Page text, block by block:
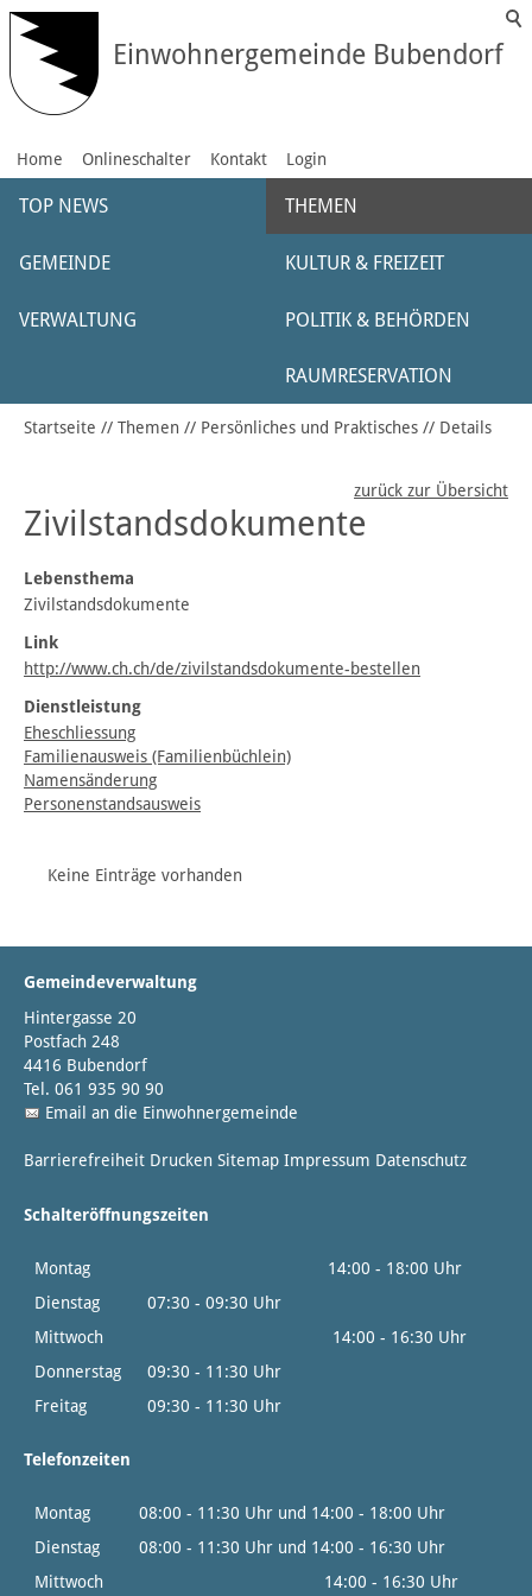
Einwohnergemeinde Bubendorf
Home Onlineschalter Kontakt Login
TOP NEWS THEMEN
GEMEINDE KULTUR & FREIZEIT
VERWALTUNG POLITIK & BEHÖRDEN
RAUMRESERVATION
Startseite Themen Persönliches und Praktisches Details
zurück zur Übersicht
Zivilstandsdokumente
Lebensthema
Zivilstandsdokumente
Link
http://www.ch.ch/de/zivilstandsdokumente-bestellen
Dienstleistung
Eheschliessung
Familienausweis (Familienbüchlein)
Namensänderung
Personenstandsausweis
Keine Einträge vorhanden
Gemeindeverwaltung
Hintergasse 20
Postfach 248
4416 Bubendorf
Tel. 061 935 90 90
Email an die Einwohnergemeinde
Barrierefreiheit Drucken Sitemap Impressum Datenschutz
Schalteröffnungszeiten
Montag
14:00 - 18:00 Uhr
Dienstag
07:30 - 09:30 Uhr
Mittwoch
14:00 - 16:30 Uhr
Donnerstag
09:30 - 11:30 Uhr
Freitag
09:30 - 11:30 Uhr
Telefonzeiten
Montag
08:00 - 11:30 Uhr und 14:00 - 18:00 Uhr
Dienstag
08:00 - 11:30 Uhr und 14:00 - 16:30 Uhr
Mittwoch
14:00 - 16:30 Uhr